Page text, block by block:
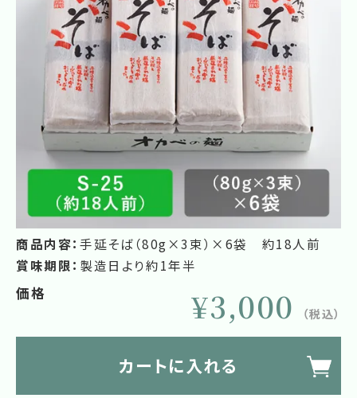
商品内容： 手延そば（80g×3束）×6袋 約18人前
賞味期限： 製造日より約1年半
価格 ¥3,000 （税込）
カートに入れる